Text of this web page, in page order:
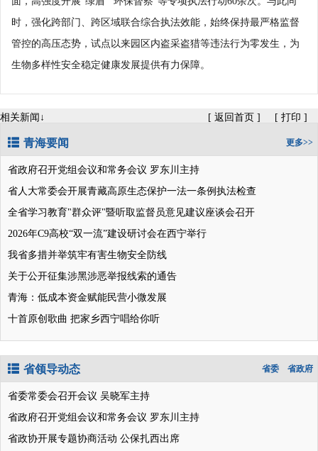
时，强化跨部门、跨区域联合综合执法效能，始终保持最严格监督
管控的高压态势，试点以来园区内盗采盗猎等违法行为零发生，为
生物多样性安全稳定健康发展提供有力保障。
相关新闻↓ [ 返回首页 ] [ 打印 ]
青海要闻 更多>>
省政府召开党组会议和常务会议 罗东川主持
省人大常委会开展青藏高原生态保护一法一条例执法检查
全省学习教育"群众评"暨听取监督员意见建议座谈会召开
2026年C9高校“双一流”建设研讨会在西宁举行
我省多措并举筑牢有害生物安全防线
关于公开征集涉黑涉恶举报线索的通告
青海：低成本资金赋能民营小微发展
十首原创歌曲 把家乡西宁唱给你听
省领导动态 省政府
省委
省委常委会召开会议 吴晓军主持
省政府召开党组会议和常务会议 罗东川主持
省政协开展专题协商活动 公保扎西出席